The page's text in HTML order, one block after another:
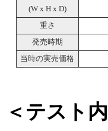
(W x H x D)
重さ
発売時期
当時の実売価格
＜テスト